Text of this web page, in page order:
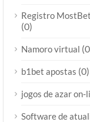
Registro
(0)
Namoro virtual
b1bet apostas (0)
jogos de azar on-
Software de